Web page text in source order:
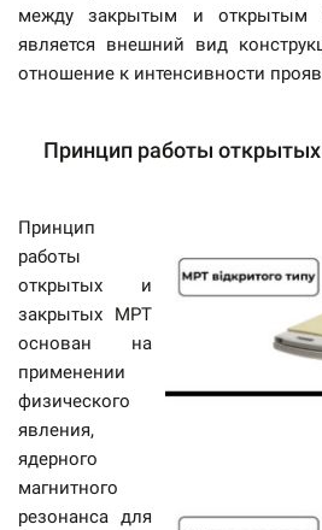
между закрытым и открытым
является внешний вид
отношение к интенсивности
Принцип работы
Принцип
работы
открытых и
закрытых МРТ
основан на
применении
физического
явления,
ядерного
магнитного
резонанса для